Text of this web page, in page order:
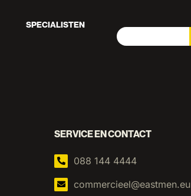
SPECIALISTEN
SERVICE EN CONTACT
088 144 4444
commercieel@eastmen.eu